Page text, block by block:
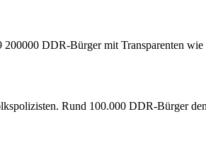
DDR-Bürger mit Transparenten
Rund 100.000 DDR-Bürger